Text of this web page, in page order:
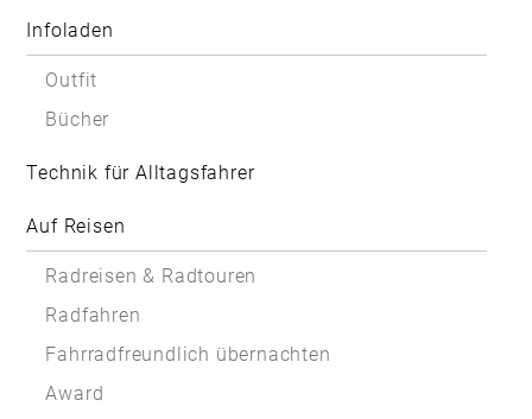
Infoladen
Outfit
Bücher
Technik für Alltagsfahrer
Auf Reisen
Radreisen & Radtouren
Radfahren
Fahrradfreundlich übernachten
Award